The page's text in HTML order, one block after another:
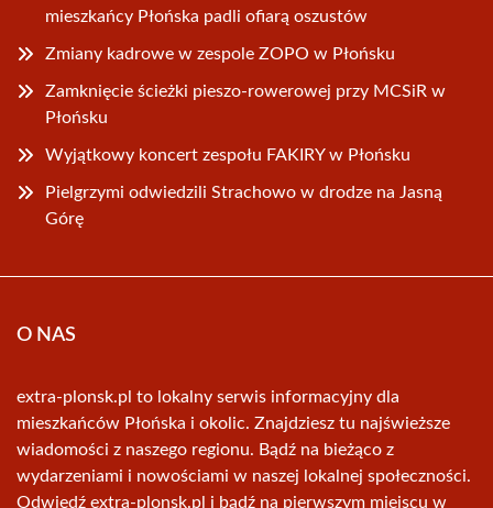
mieszkańcy Płońska padli ofiarą oszustów
Zmiany kadrowe w zespole ZOPO w Płońsku
Zamknięcie ścieżki pieszo-rowerowej przy MCSiR w
Płońsku
Wyjątkowy koncert zespołu FAKIRY w Płońsku
Pielgrzymi odwiedzili Strachowo w drodze na Jasną
Górę
O NAS
extra-plonsk.pl to lokalny serwis informacyjny dla
mieszkańców Płońska i okolic. Znajdziesz tu najświeższe
wiadomości z naszego regionu. Bądź na bieżąco z
wydarzeniami i nowościami w naszej lokalnej społeczności.
Odwiedź extra-plonsk.pl i bądź na pierwszym miejscu w